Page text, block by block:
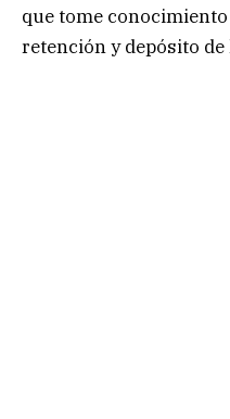
que tome
retención y depósito de